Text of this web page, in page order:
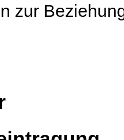
zur